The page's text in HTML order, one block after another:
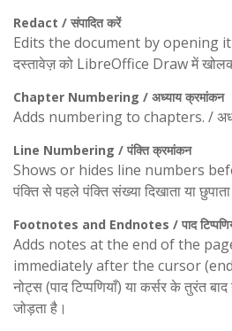
Redact / संपादित करें
Edits the document by opening
दस्तावेज़ को LibreOffice Draw में
Chapter Numbering / अध्याय क्रमांकन
Adds numbering to chapters. /
Line Numbering / पंक्ति क्रमांकन
Shows or hides line numbers
पंक्ति से पहले पंक्ति संख्या दिखाता या
Footnotes and Endnotes / पाद
Adds notes at the end of the
immediately after the cursor
नोट्स (पाद टिप्पणियाँ) या कर्सर के तुरंत
जोड़ता है।